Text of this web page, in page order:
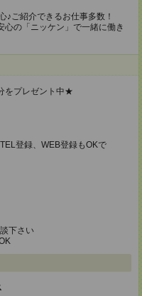
ご紹介できるお仕事多数！
の「ニッケン」で一緒に働き
をプレゼント中★
登録、WEB登録もOKで
下さい